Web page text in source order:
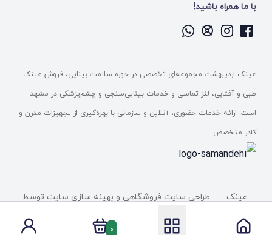
0
با ما همراه باشید!
عینک اردیبهشت مجموعه‌ای تخصصی در حوزه سلامت بینایی، فروش عینک
طبی و آفتابی، لنز تماسی و خدمات بینایی‌سنجی و چشم‌پزشکی در مشهد
است. ارائه خدمات حضوری، آنلاین و سازمانی با بهره‌گیری از تجهیزات مدرن و
کادر متخصص.
عینک
اردیبهشت
طراحی سایت فروشگاهی و بهینه سازی سایت توسط
شرکت پیشگامان دامنه فناوری